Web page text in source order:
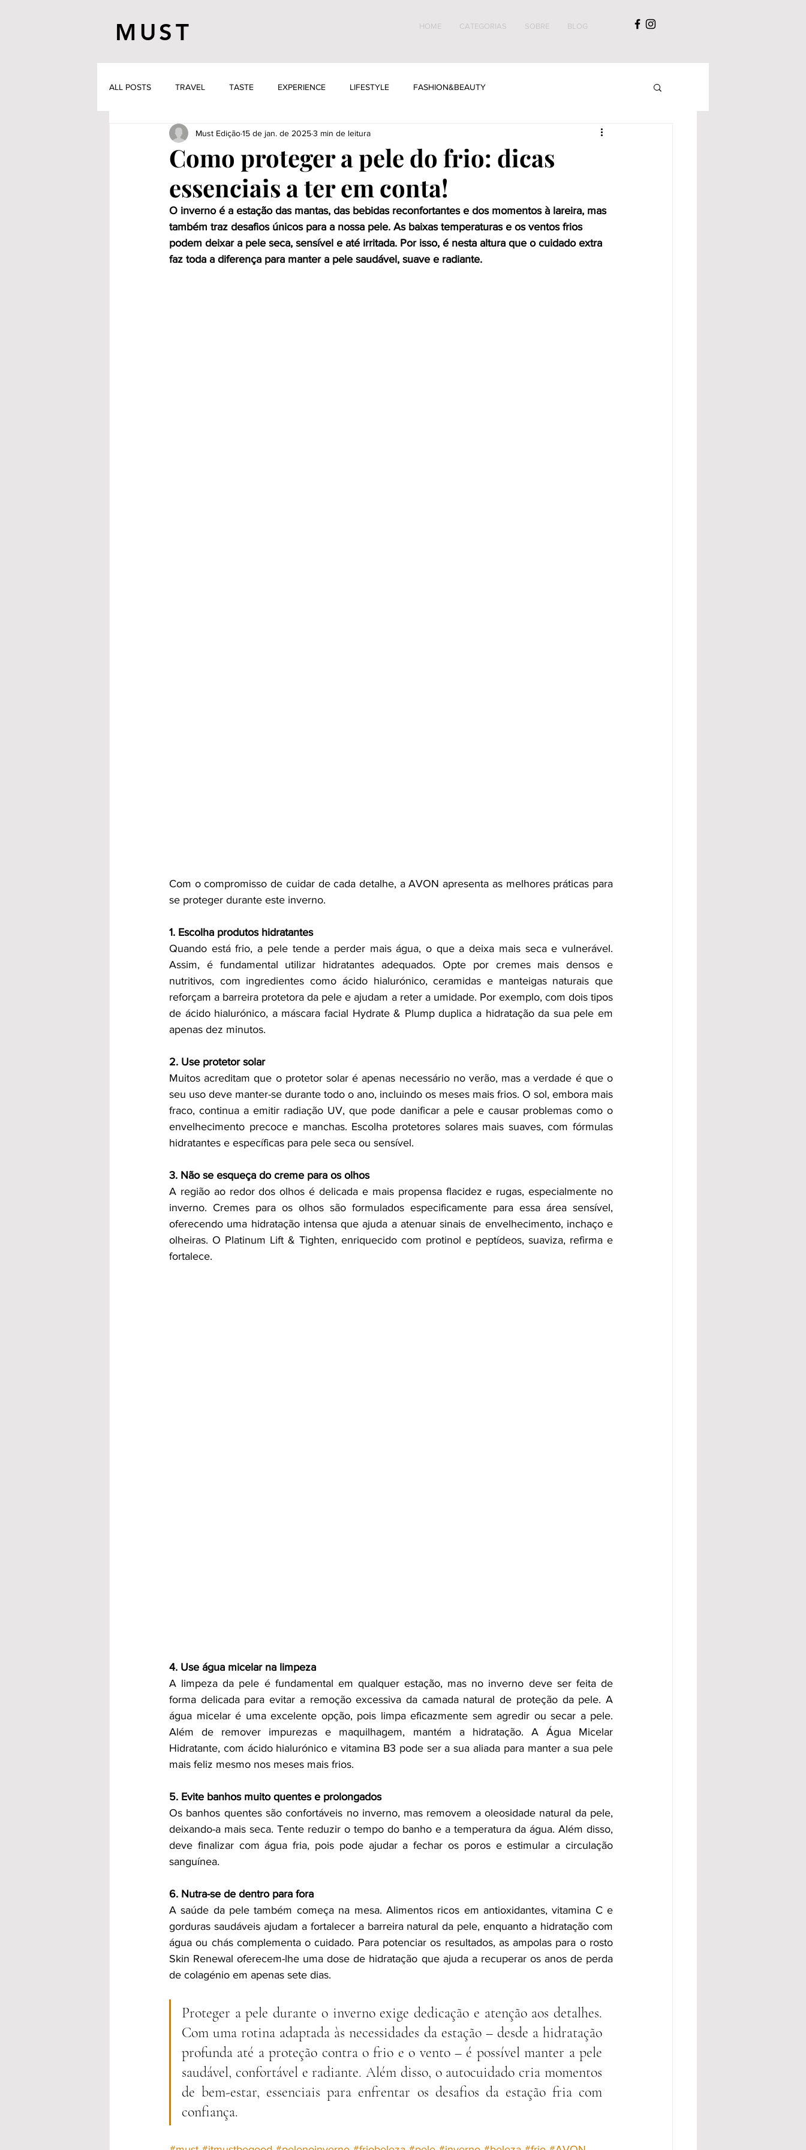
MUST HOME CATEGORIAS SOBRE BLOG
ALL POSTS TRAVEL TASTE EXPERIENCE LIFESTYLE FASHION&BEAUTY
Como proteger a pele do frio: dicas
essenciais a ter em conta!
Must Edição15 de jan. de 20253 min de leitura
O inverno é a estação das mantas, das bebidas reconfortantes e dos momentos à lareira, mas
também traz desafios únicos para a nossa pele. As baixas temperaturas e os ventos frios
podem deixar a pele seca, sensível e até irritada. Por isso, é nesta altura que o cuidado extra
faz toda a diferença para manter a pele saudável, suave e radiante.
Com o compromisso de cuidar de cada detalhe, a AVON apresenta as melhores práticas para
se proteger durante este inverno.
1. Escolha produtos hidratantes
Quando está frio, a pele tende a perder mais água, o que a deixa mais seca e vulnerável.
Assim, é fundamental utilizar hidratantes adequados. Opte por cremes mais densos e
nutritivos, com ingredientes como ácido hialurónico, ceramidas e manteigas naturais que
reforçam a barreira protetora da pele e ajudam a reter a umidade. Por exemplo, com dois tipos
de ácido hialurónico, a máscara facial Hydrate & Plump duplica a hidratação da sua pele em
apenas dez minutos.
2. Use protetor solar
Muitos acreditam que o protetor solar é apenas necessário no verão, mas a verdade é que o
seu uso deve manter-se durante todo o ano, incluindo os meses mais frios. O sol, embora mais
fraco, continua a emitir radiação UV, que pode danificar a pele e causar problemas como o
envelhecimento precoce e manchas. Escolha protetores solares mais suaves, com fórmulas
hidratantes e específicas para pele seca ou sensível.
3. Não se esqueça do creme para os olhos
A região ao redor dos olhos é delicada e mais propensa flacidez e rugas, especialmente no
inverno. Cremes para os olhos são formulados especificamente para essa área sensível,
oferecendo uma hidratação intensa que ajuda a atenuar sinais de envelhecimento, inchaço e
olheiras. O Platinum Lift & Tighten, enriquecido com protinol e peptídeos, suaviza, refirma e
fortalece.
4. Use água micelar na limpeza
A limpeza da pele é fundamental em qualquer estação, mas no inverno deve ser feita de
forma delicada para evitar a remoção excessiva da camada natural de proteção da pele. A
água micelar é uma excelente opção, pois limpa eficazmente sem agredir ou secar a pele.
Além de remover impurezas e maquilhagem, mantém a hidratação. A Água Micelar
Hidratante, com ácido hialurónico e vitamina B3 pode ser a sua aliada para manter a sua pele
mais feliz mesmo nos meses mais frios.
5. Evite banhos muito quentes e prolongados
Os banhos quentes são confortáveis no inverno, mas removem a oleosidade natural da pele,
deixando-a mais seca. Tente reduzir o tempo do banho e a temperatura da água. Além disso,
deve finalizar com água fria, pois pode ajudar a fechar os poros e estimular a circulação
sanguínea.
6. Nutra-se de dentro para fora
A saúde da pele também começa na mesa. Alimentos ricos em antioxidantes, vitamina C e
gorduras saudáveis ajudam a fortalecer a barreira natural da pele, enquanto a hidratação com
água ou chás complementa o cuidado. Para potenciar os resultados, as ampolas para o rosto
Skin Renewal oferecem-lhe uma dose de hidratação que ajuda a recuperar os anos de perda
de colagénio em apenas sete dias.
Proteger a pele durante o inverno exige dedicação e atenção aos detalhes.
Com uma rotina adaptada às necessidades da estação – desde a hidratação
profunda até a proteção contra o frio e o vento – é possível manter a pele
saudável, confortável e radiante. Além disso, o autocuidado cria momentos
de bem-estar, essenciais para enfrentar os desafios da estação fria com
confiança.